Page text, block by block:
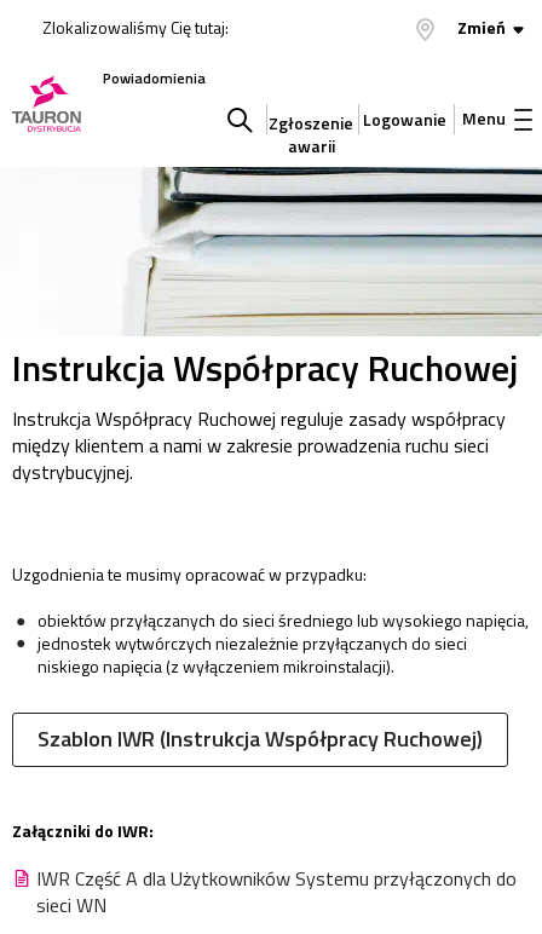
Zlokalizowaliśmy Cię tutaj: Zmień
Powiadomienia
Szukaj
w
Zgłoszenie
awarii
Logowanie Menu
Instrukcja Współpracy Ruchowej
Instrukcja Współpracy Ruchowej reguluje zasady współpracy
między klientem a nami w zakresie prowadzenia ruchu sieci
dystrybucyjnej.
Uzgodnienia te musimy opracować w przypadku:
obiektów przyłączanych do sieci średniego lub wysokiego napięcia,
jednostek wytwórczych niezależnie przyłączanych do sieci
niskiego napięcia (z wyłączeniem mikroinstalacji).
Szablon IWR (Instrukcja Współpracy Ruchowej)
Załączniki do IWR:
IWR Część A dla Użytkowników Systemu przyłączonych do
sieci WN